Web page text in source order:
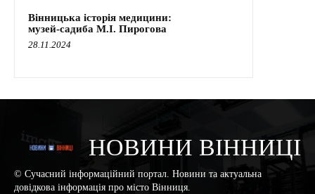
Вінницька історія медицини:
музей-садиба М.І. Пирогова
28.11.2024
НОВИНИ ВІННИЦІ
© Сучасний інформаційний портал. Новини та актуальна
довідкова інформація про місто Вінниця.